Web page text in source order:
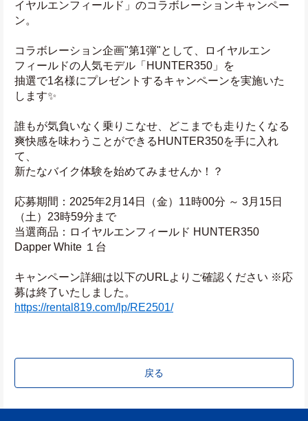
イヤルエンフィールド」のコラボレーションキャンペー
ン。
コラボレーション企画"第1弾"として、ロイヤルエン
フィールドの人気モデル「HUNTER350」を
抽選で1名様にプレゼントするキャンペーンを実施いた
します✨
誰もが気負いなく乗りこなせ、どこまでも走りたくなる
爽快感を味わうことができるHUNTER350を手に入れ
て、
新たなバイク体験を始めてみませんか！？
応募期間：2025年2月14日（金）11時00分 ～ 3月15日
（土）23時59分まで
当選商品：ロイヤルエンフィールド HUNTER350
Dapper White １台
キャンペーン詳細は以下のURLよりご確認ください ※応
募は終了いたしました。
https://rental819.com/lp/RE2501/
戻る